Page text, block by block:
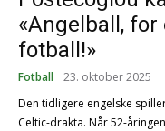
«Angelball,
fotball!»
Fotball 23. oktober 2025
Den tidligere engelske
Celtic-drakta. Når 52-